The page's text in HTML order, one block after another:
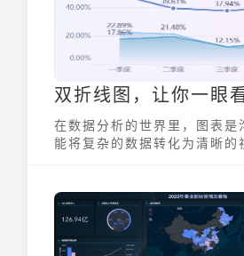
解和记忆复杂的信息。
双折线图，让你一眼
在数据分析的世界里，图表是
能将复杂的数据转化为清晰的
力助手。它能够将两组相关联
张图表中，进行直观的对比
密一览无遗。